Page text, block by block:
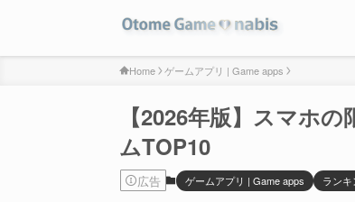
Home ゲームアプリ | Game apps
【2026年版】スマホ
ムTOP10
広告 ゲームアプリ | Game apps ラン